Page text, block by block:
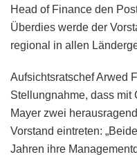
Head of Finance den
Überdies werde der
regional in allen
Aufsichtsratschef Arwed
Stellungnahme, dass mit
Mayer zwei
Vorstand eintreten:
Jahren ihre